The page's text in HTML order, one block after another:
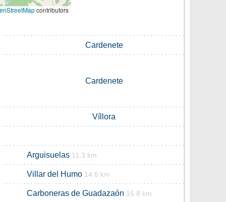
contributors
Cardenete
Cardenete
Víllora
Arguisuelas 11.3 km
Villar del Humo 14.6 km
Carboneras de Guadazaón 16.8 km